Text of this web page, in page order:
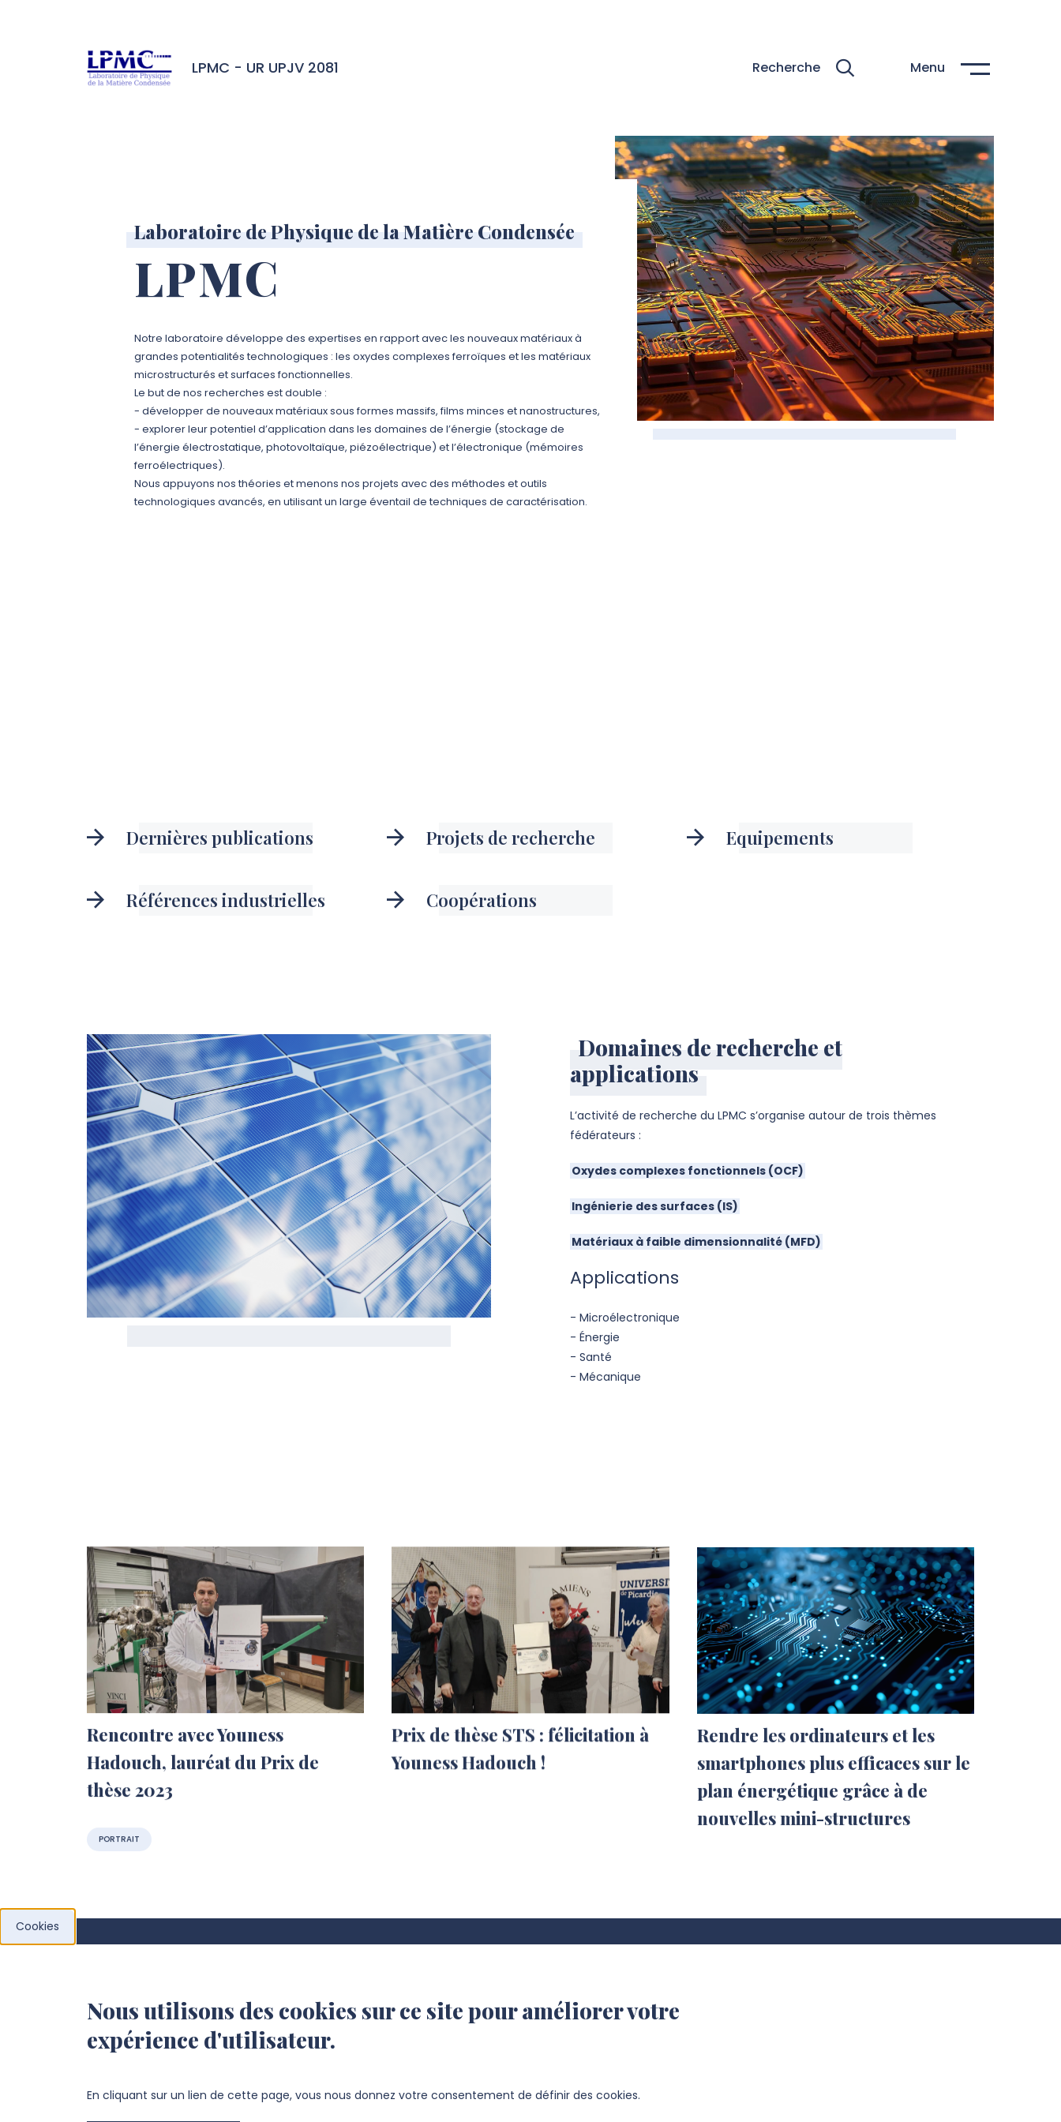
LPMC - UR UPJV 2081 Recherche Menu
Laboratoire de Physique de la Matière Condensée
LPMC
Notre laboratoire développe des expertises en rapport avec les nouveaux matériaux à
grandes potentialités technologiques : les oxydes complexes ferroïques et les matériaux
microstructurés et surfaces fonctionnelles.
Le but de nos recherches est double :
- développer de nouveaux matériaux sous formes massifs, films minces et nanostructures,
- explorer leur potentiel d’application dans les domaines de l’énergie (stockage de
l’énergie électrostatique, photovoltaïque, piézoélectrique) et l’électronique (mémoires
ferroélectriques).
Nous appuyons nos théories et menons nos projets avec des méthodes et outils
technologiques avancés, en utilisant un large éventail de techniques de caractérisation.
Dernières publications Projets de recherche Equipements
Références industrielles Coopérations
Domaines de recherche et
applications
L’activité de recherche du LPMC s’organise autour de trois thèmes
fédérateurs :
Oxydes complexes fonctionnels (OCF)
Ingénierie des surfaces (IS)
Matériaux à faible dimensionnalité (MFD)
Applications
- Microélectronique
- Énergie
- Santé
- Mécanique
Rencontre avec Youness
Hadouch, lauréat du Prix de
thèse 2023
PORTRAIT
Prix de thèse STS : félicitation à
Youness Hadouch !
Rendre les ordinateurs et les
smartphones plus efficaces sur le
plan énergétique grâce à de
nouvelles mini-structures
la Matière Condensée
(LPMC)
UFR des sciences
Cookies
Nous utilisons des cookies sur ce site pour améliorer votre
expérience d'utilisateur.
En cliquant sur un lien de cette page, vous nous donnez votre consentement de définir des cookies.